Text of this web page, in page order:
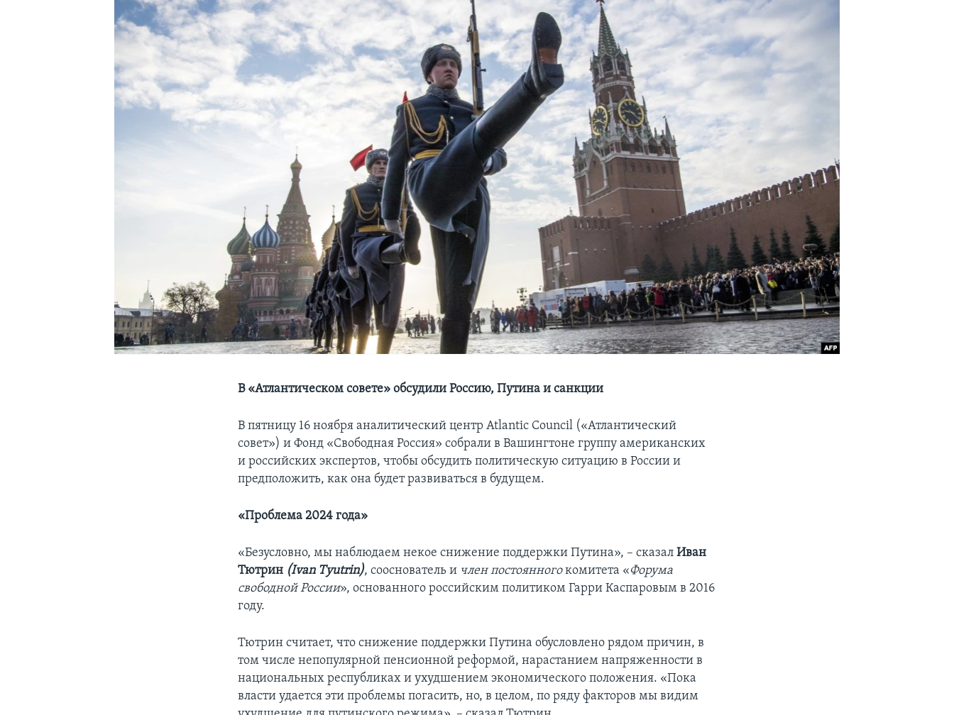
В «Атлантическом совете» обсудили Россию, Путина и санкции
В пятницу 16 ноября аналитический центр Atlantic Council («Атлантический
совет») и Фонд «Свободная Россия» собрали в Вашингтоне группу американских
и российских экспертов, чтобы обсудить политическую ситуацию в России и
предположить, как она будет развиваться в будущем.
«Проблема 2024 года»
«Безусловно, мы наблюдаем некое снижение поддержки Путина», – сказалИван
Тютрин (Ivan Tyutrin), сооснователь и член постоянногокомитета «Форума
свободной России», основанного российским политиком Гарри Каспаровым в 2016
году.
Тютрин считает, что снижение поддержки Путина обусловлено рядом причин, в
том числе непопулярной пенсионной реформой, нарастанием напряженности в
национальных республиках и ухудшением экономического положения. «Пока
власти удается эти проблемы погасить, но, в целом, по ряду факторов мы видим